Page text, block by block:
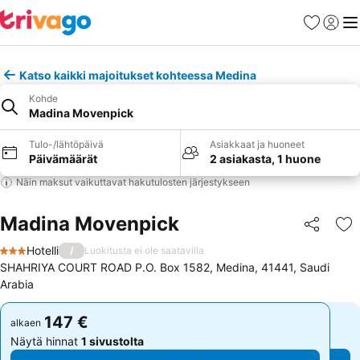
Suosikit
Katso kaikki majoitukset kohteessa Medina
Kohde
Madina Movenpick
Tulo-/lähtöpäivä
Päivämäärät
Asiakkaat ja huoneet
2 asiakasta, 1 huone
Näin maksut vaikuttavat hakutulosten järjestykseen
Madina Movenpick Jaa
3 Tähtiluokitus
Hotelli / Luokitusta ei ole saatavilla
SHAHRIYA COURT ROAD P.O. Box 1582, Medina, 41441, Saudi
Arabia
alkaen 147 €
Näytä hinnat 1 sivustolta
alkaen 147 €
Näytä hinnat 1 sivustolta